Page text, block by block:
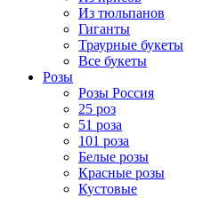
Из тюльпанов
Гиганты
Траурные букеты
Все букеты
Розы
Розы Россия
25 роз
51 роза
101 роза
Белые розы
Красные розы
Кустовые